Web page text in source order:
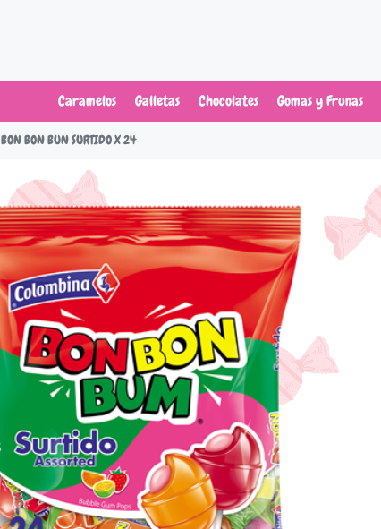
Caramelos Galletas Chocolates Gomas y Frunas
BON BON BUN SURTIDO X 24